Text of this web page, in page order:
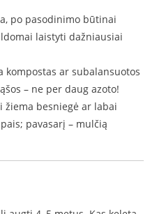
po pasodinimo būtinai
laistyti dažniausiai
kompostas ar subalansuotos
– ne per daug azoto!
žiema besniegė ar labai
pavasarį – mulčią